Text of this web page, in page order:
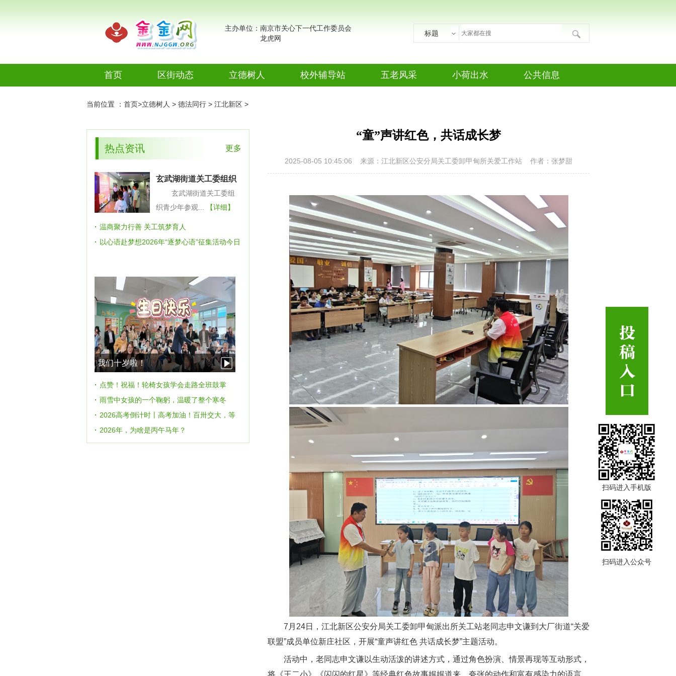
主办单位：南京市关心下一代工作委员会
龙虎网
标题
首页 区街动态
今日推荐
金金视频
立德树人
德法同行
讲师团
校外辅导站
学前教育
校外教育
五老风采
夕阳异彩
小荷出水
心理健康
才艺展演
公共信息
法律法规
扫码进入手机版
扫码进入公众号
当前位置 ： 首页>立德树人 > 德法同行 > 江北新区 >
热点资讯 更多
玄武湖街道关工委组织
青少年参观爱国主义教
育图片展
玄武湖街道关工委组
织青少年参观...
【详细】
· 温商聚力行善 关工筑梦育人
· 以心语赴梦想2026年“逐梦心语”征集活动今日
我们十岁啦！
· 点赞！祝福！轮椅女孩学会走路全班鼓掌
· 雨雪中女孩的一个鞠躬，温暖了整个寒冬
· 2026高考倒计时丨高考加油！百卅交大，等
你赴约
· 2026年，为啥是丙午马年？
“童”声讲红色，共话成长梦
2025-08-05 10:45:06 来源：江北新区公安分局关工委卸甲甸所关爱工作站 作者：张梦甜
7月24日，江北新区公安分局关工委卸甲甸派出所关工站老同志申文谦到大厂街道“关爱
联盟”成员单位新庄社区，开展“童声讲红色 共话成长梦”主题活动。
活动中，老同志申文谦以生动活泼的讲述方式，通过角色扮演、情景再现等互动形式，
将《王二小》《闪闪的红星》等经典红色故事娓娓道来，夸张的动作和富有感染力的语言，